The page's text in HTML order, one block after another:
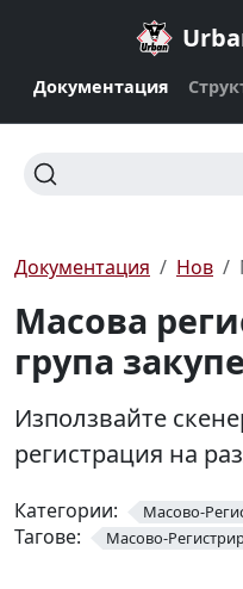
Документация
Документация Нов
Масова
група
Използвайте
регистрация на
Категории: Масово-
Тагове: Масово-